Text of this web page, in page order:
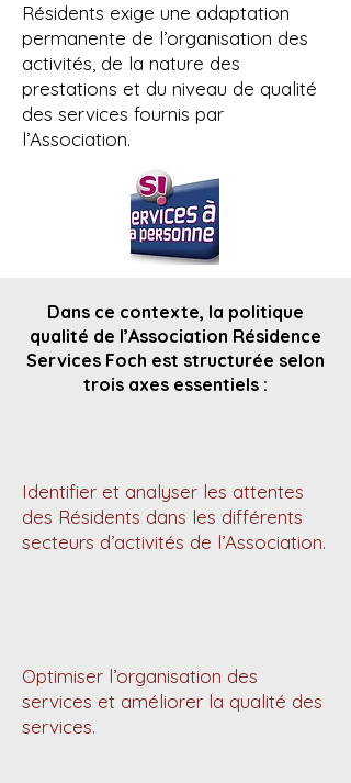
Résidents exige une adaptation
permanente de l’organisation des
activités, de la nature des
prestations et du niveau de qualité
des services fournis par
l’Association.
Dans ce contexte, la politique
qualité de l’Association Résidence
Services Foch est structurée selon
trois axes essentiels :
Identifier et analyser les attentes
des Résidents dans les différents
secteurs d’activités de l’Association.
Optimiser l’organisation des
services et améliorer la qualité des
services.